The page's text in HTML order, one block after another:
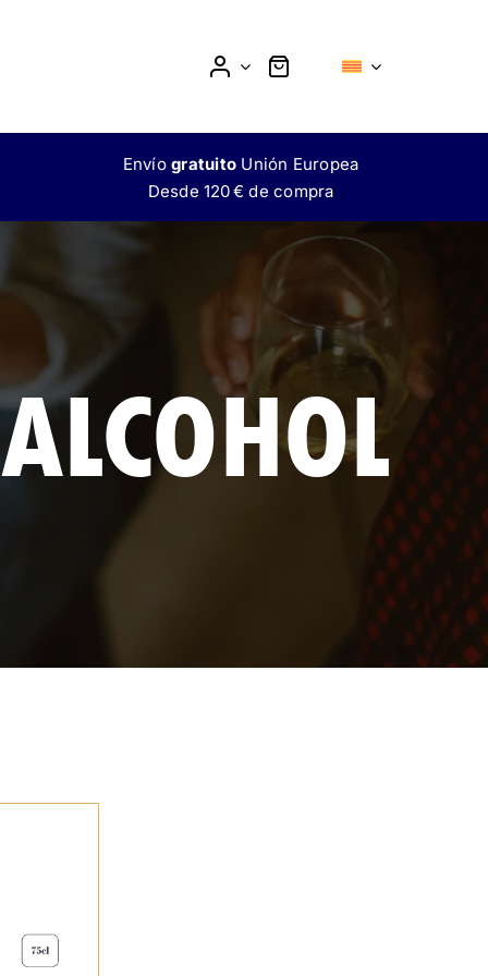
MOKTAIL
SIN ALCOHOL
Envíogratuito Unión Europea
Desde 120 € de compra